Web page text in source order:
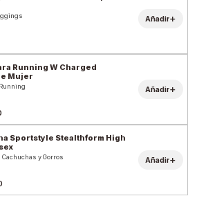
Añadir+
Running W Charged
Mujer
Añadir+
Sportstyle Stealthform High
y Gorros Añadir+